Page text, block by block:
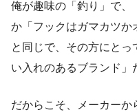
俺が趣味の「釣り」で、
か「フックはガマカツか
と同じで、その方にと
い入れのあるブランド」
だからこそ、メーカーか